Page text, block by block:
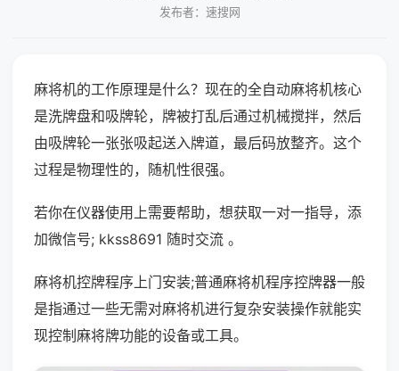
发布者：速搜网
麻将机的工作原理是什么？现在的全自动麻将机核心
是洗牌盘和吸牌轮，牌被打乱后通过机械搅拌，然后
由吸牌轮一张张吸起送入牌道，最后码放整齐。这个
过程是物理性的，随机性很强。
若你在仪器使用上需要帮助，想获取一对一指导，添
加微信号; kkss8691 随时交流 。
麻将机控牌程序上门安装;普通麻将机程序控牌器一般
是指通过一些无需对麻将机进行复杂安装操作就能实
现控制麻将牌功能的设备或工具。